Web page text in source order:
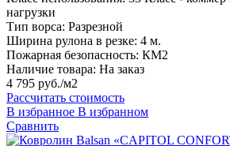
нагрузки
Тип ворса: Разрезной
Ширина рулона в резке: 4 м.
Пожарная безопасность: КМ2
Наличие товара: На заказ
4 795 руб./м2
Рассчитать стоимость
В избранное В избранном
Сравнить